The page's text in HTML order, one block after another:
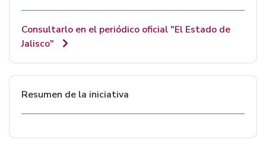
Consultarlo en el periódico oficial "El Estado de
Jalisco"
Resumen de la iniciativa